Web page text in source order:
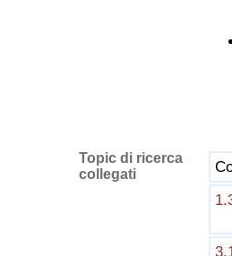
Topic di ricerca
collegati